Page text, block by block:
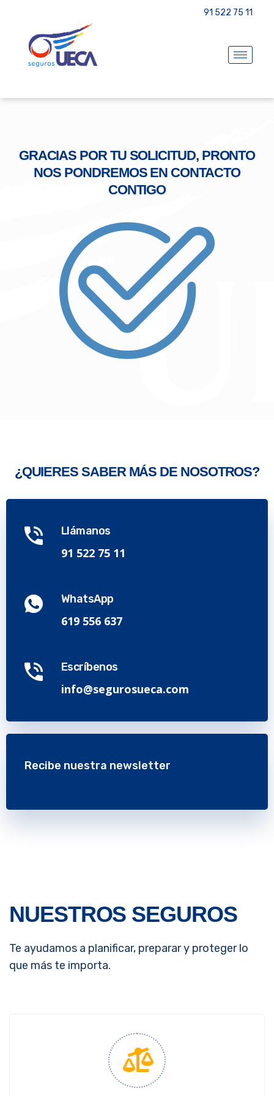
91 522 75 11
GRACIAS POR TU SOLICITUD, PRONTO
NOS PONDREMOS EN CONTACTO
CONTIGO
¿QUIERES SABER MÁS DE NOSOTROS?
Llámanos
91 522 75 11
WhatsApp
619 556 637
Escríbenos
info@segurosueca.com
Recibe nuestra newsletter
NUESTROS SEGUROS
Te ayudamos a planificar, preparar y proteger lo
que más te importa.